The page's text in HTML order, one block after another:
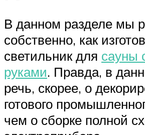
В данном разделе мы
собственно, как
светильник для сауны
руками. Правда, в
речь, скорее, о
готового
чем о сборке полной